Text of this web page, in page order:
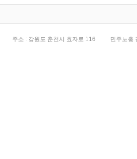
주소 : 강원도 춘천시 효자로 116 민주노총